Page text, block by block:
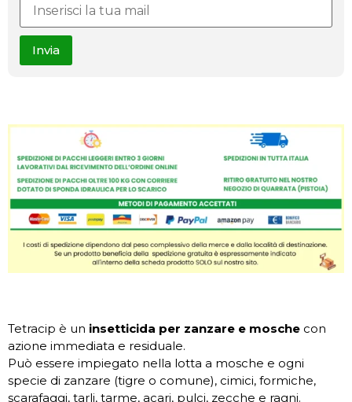
Invia
Tetracip è un insetticida per zanzare e mosche con
azione immediata e residuale.
Può essere impiegato nella lotta a mosche e ogni
specie di zanzare (tigre o comune), cimici, formiche,
scarafaggi, tarli, tarme, acari, pulci, zecche e ragni.